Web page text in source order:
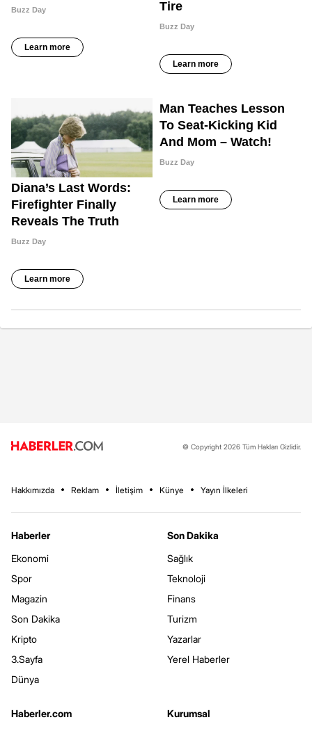
© Copyright 2026 Tüm Hakları Gizlidir.
Hakkımızda Reklam İletişim Künye Yayın İlkeleri
Haberler
Ekonomi
Spor
Magazin
Son Dakika
Kripto
3.Sayfa
Dünya
Son Dakika
Sağlık
Teknoloji
Finans
Turizm
Yazarlar
Yerel Haberler
Haberler.com
Kurumsal